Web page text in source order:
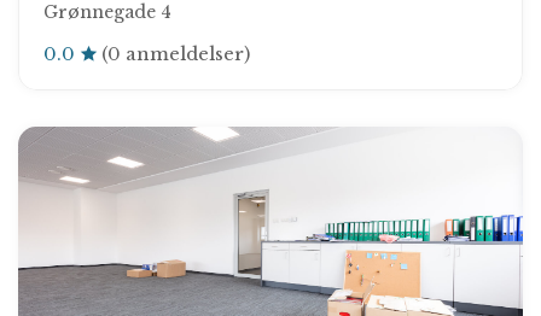
Grønnegade 4
0.0 (0 anmeldelser)